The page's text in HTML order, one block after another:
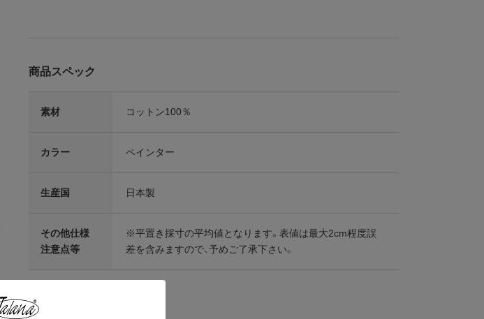
商品スペック
素材 コットン100％
カラー ペインター
生産国 日本製
その他仕様
注意点等
※平置き採寸の平均値となります。表値は最大2cm程度誤
差を含みますので、予めご了承下さい。